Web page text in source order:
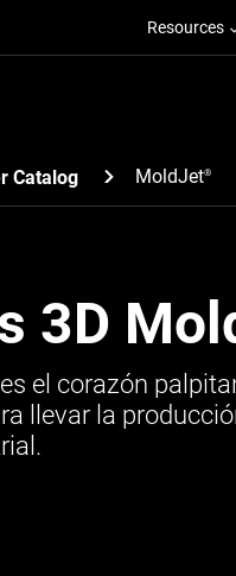
Resources
Catalog MoldJet®
3D
el corazón
llevar la